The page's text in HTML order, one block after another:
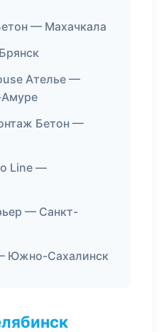
— Махачкала
Ателье —
Бетон —
Line —
— Санкт-
Южно-Сахалинск